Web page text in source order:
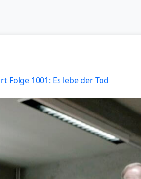
Folge 1001: Es lebe der Tod